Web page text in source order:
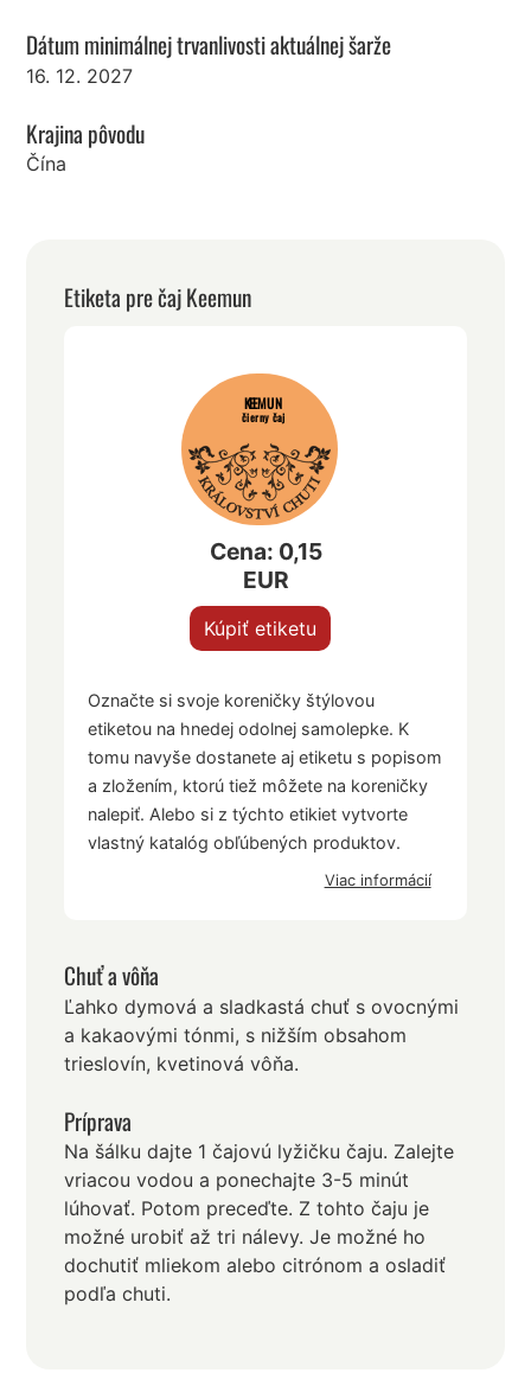
Dátum minimálnej trvanlivosti aktuálnej šarže
16. 12. 2027
Krajina pôvodu
Čína
Etiketa pre čaj Keemun
KEEMUN
čierny čaj
Cena: 0,15
EUR
Kúpiť etiketu
Označte si svoje koreničky štýlovou
etiketou na hnedej odolnej samolepke. K
tomu navyše dostanete aj etiketu s popisom
a zložením, ktorú tiež môžete na koreničky
nalepiť. Alebo si z týchto etikiet vytvorte
vlastný katalóg obľúbených produktov.
Viac informácií
Chuť a vôňa
Ľahko dymová a sladkastá chuť s ovocnými
a kakaovými tónmi, s nižším obsahom
trieslovín, kvetinová vôňa.
Príprava
Na šálku dajte 1 čajovú lyžičku čaju. Zalejte
vriacou vodou a ponechajte 3-5 minút
lúhovať. Potom preceďte. Z tohto čaju je
možné urobiť až tri nálevy. Je možné ho
dochutiť mliekom alebo citrónom a osladiť
podľa chuti.